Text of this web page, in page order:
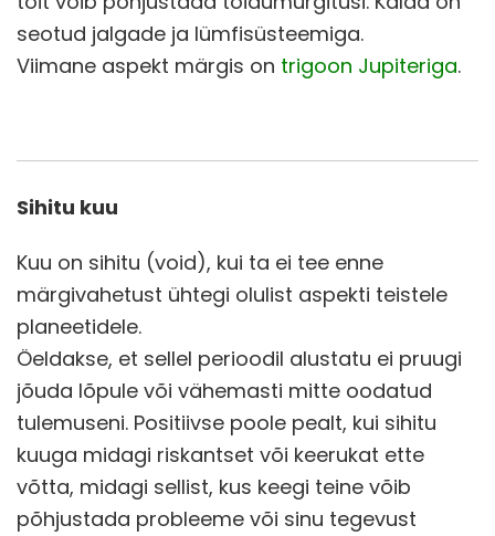
seotud jalgade ja lümfisüsteemiga.
Viimane aspekt märgis on trigoon Jupiteriga.
Sihitu kuu
Kuu on sihitu (void), kui ta ei tee enne
märgivahetust ühtegi olulist aspekti teistele
planeetidele.
Öeldakse, et sellel perioodil alustatu ei pruugi
jõuda lõpule või vähemasti mitte oodatud
tulemuseni. Positiivse poole pealt, kui sihitu
kuuga midagi riskantset või keerukat ette
võtta, midagi sellist, kus keegi teine võib
põhjustada probleeme või sinu tegevust